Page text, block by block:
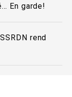
En garde!
rend